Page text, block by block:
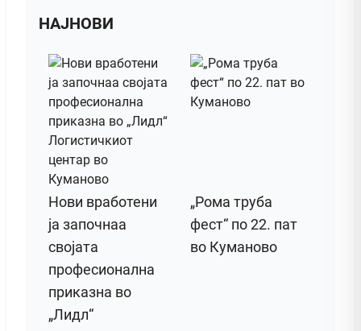
НАЈНОВИ
Нови вработени
ја започнаа
својата
професионална
приказна во
„Лидл“
„Рома труба
фест“ по 22. пат
во Куманово